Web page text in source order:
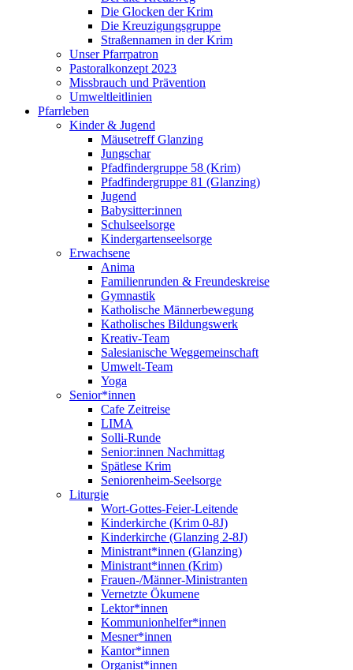
Die Glocken der Krim
Die Kreuzigungsgruppe
Straßennamen in der Krim
Unser Pfarrpatron
Pastoralkonzept 2023
Missbrauch und Prävention
Umweltleitlinien
Pfarrleben
Kinder & Jugend
Mäusetreff Glanzing
Jungschar
Pfadfindergruppe 58 (Krim)
Pfadfindergruppe 81 (Glanzing)
Jugend
Babysitter:innen
Schulseelsorge
Kindergartenseelsorge
Erwachsene
Anima
Familienrunden & Freundeskreise
Gymnastik
Katholische Männerbewegung
Katholisches Bildungswerk
Kreativ-Team
Salesianische Weggemeinschaft
Umwelt-Team
Yoga
Senior*innen
Cafe Zeitreise
LIMA
Solli-Runde
Senior:innen Nachmittag
Spätlese Krim
Seniorenheim-Seelsorge
Liturgie
Wort-Gottes-Feier-Leitende
Kinderkirche (Krim 0-8J)
Kinderkirche (Glanzing 2-8J)
Ministrant*innen (Glanzing)
Ministrant*innen (Krim)
Frauen-/Männer-Ministranten
Vernetzte Ökumene
Lektor*innen
Kommunionhelfer*innen
Mesner*innen
Kantor*innen
Organist*innen